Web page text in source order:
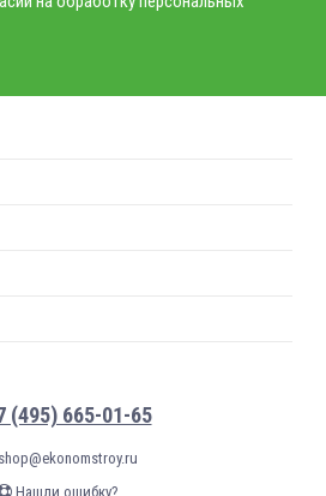
(495) 665-01-65
Нашли ошибку?